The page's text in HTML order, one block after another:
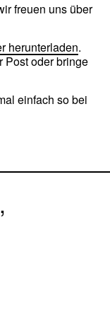
freuen uns über
herunterladen.
Post oder bringe
einfach so bei